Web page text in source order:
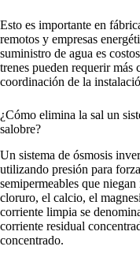
Esto es importante en
remotos y empresas
suministro de agua es
trenes pueden requerir más
coordinación de la
¿Cómo elimina la sal un
salobre?
Un sistema de ósmosis
utilizando presión para
semipermeables que
cloruro, el calcio, el
corriente limpia se
corriente residual
concentrado.